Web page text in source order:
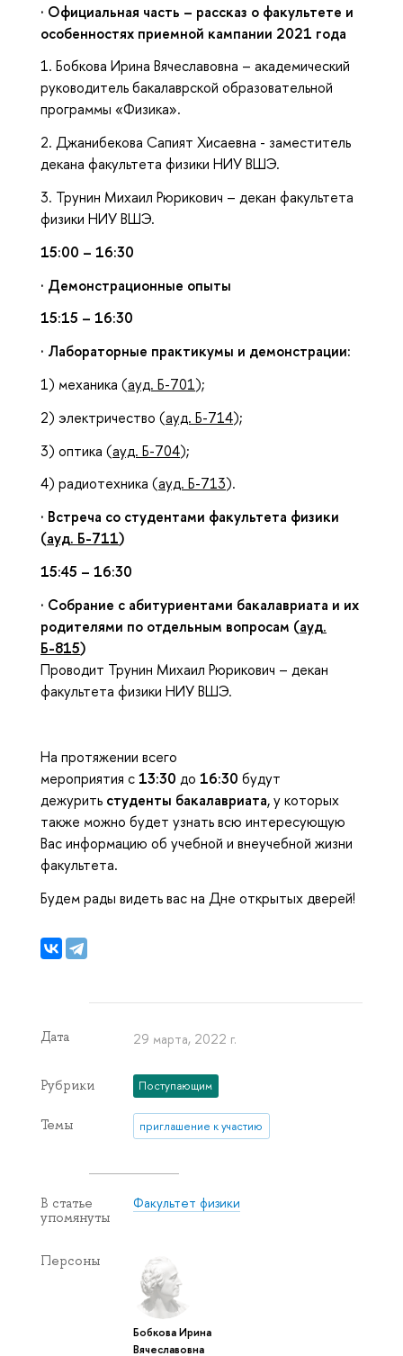
· Официальная часть – рассказ о факультете и
особенностях приемной кампании 2021 года
1. Бобкова Ирина Вячеславовна – академический
руководитель бакалаврской образовательной
программы «Физика».
2. Джанибекова Сапият Хисаевна - заместитель
декана факультета физики НИУ ВШЭ.
3. Трунин Михаил Рюрикович – декан факультета
физики НИУ ВШЭ.
15:00 – 16:30
· Демонстрационные опыты
15:15 – 16:30
· Лабораторные практикумы и демонстрации:
1) механика (ауд. Б-701);
2) электричество (ауд. Б-714);
3) оптика (ауд. Б-704);
4) радиотехника (ауд. Б-713).
· Встреча со студентами факультета физики
(ауд. Б-711)
15:45 – 16:30
· Собрание с абитуриентами бакалавриата и их
родителями по отдельным вопросам (ауд.
Б-815)
Проводит Трунин Михаил Рюрикович – декан
факультета физики НИУ ВШЭ.
На протяжении всего
мероприятия с13:30 до 16:30 будут
дежурить студенты бакалавриата, у которых
также можно будет узнать всю интересующую
Вас информацию об учебной и внеучебной жизни
факультета.
Будем рады видеть вас на Дне открытых дверей!
Дата 29 марта, 2022 г.
Рубрики Поступающим
Темы приглашение к участию
В статье
упомянуты
Факультет физики
Персоны
Бобкова Ирина
Вячеславовна